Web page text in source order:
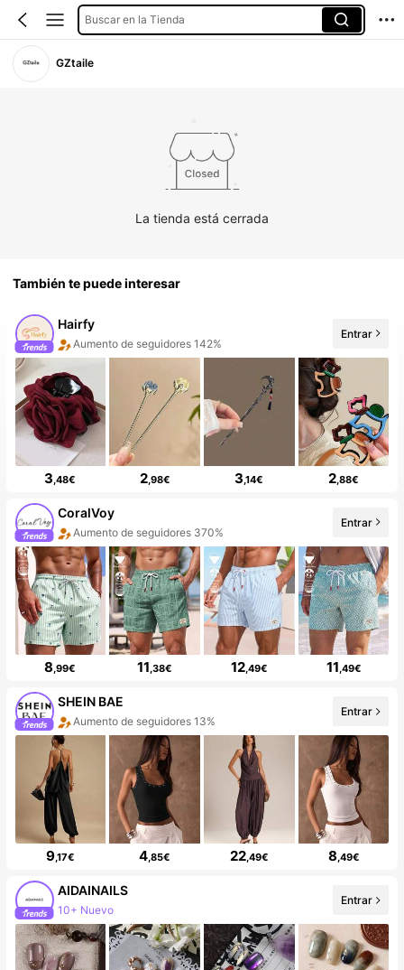
Buscar en la Tienda
GZtaile
La tienda está cerrada
También te puede interesar
Hairfy
9 Nuevo
Entrar
3 ,48€ 2,98€ 3 ,14€ 2 ,88€
CoralVoy
Aumento de seguidores 370%
Entrar
8 ,99€ 11 ,38€ 12,49€ 11 ,49€
SHEIN BAE
Aumento de seguidores 13%
99+ Nuevo
Entrar
9,17€ 4,85€ 22,49€ 8,49€
AIDAINAILS
10+ Nuevo
Entrar